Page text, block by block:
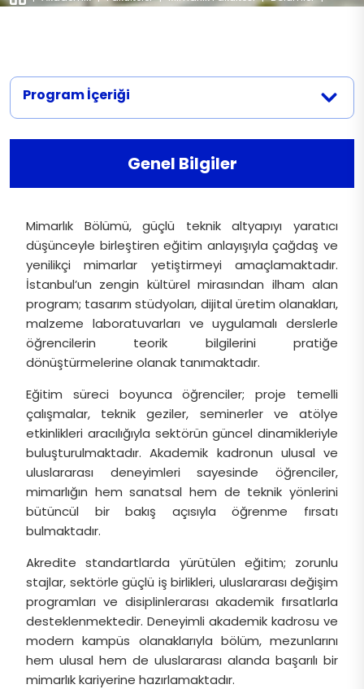
İç Mimarlık ve Çevre Tasarımı Bölümü
Projeler
İç Mimarlık ve Çevre Tasarımı Bölümü
Dokümanları
Endüstriyel Tasarım Bölümü Dokümanları
İletişim
Program İçeriği
Genel Bilgiler
Mimarlık Bölümü, güçlü teknik altyapıyı yaratıcı
düşünceyle birleştiren eğitim anlayışıyla çağdaş ve
yenilikçi mimarlar yetiştirmeyi amaçlamaktadır.
İstanbul’un zengin kültürel mirasından ilham alan
program; tasarım stüdyoları, dijital üretim olanakları,
malzeme laboratuvarları ve uygulamalı derslerle
öğrencilerin teorik bilgilerini pratiğe
dönüştürmelerine olanak tanımaktadır.
Eğitim süreci boyunca öğrenciler; proje temelli
çalışmalar, teknik geziler, seminerler ve atölye
etkinlikleri aracılığıyla sektörün güncel dinamikleriyle
buluşturulmaktadır. Akademik kadronun ulusal ve
uluslararası deneyimleri sayesinde öğrenciler,
mimarlığın hem sanatsal hem de teknik yönlerini
bütüncül bir bakış açısıyla öğrenme fırsatı
bulmaktadır.
Akredite standartlarda yürütülen eğitim; zorunlu
stajlar, sektörle güçlü iş birlikleri, uluslararası değişim
programları ve disiplinlerarası akademik fırsatlarla
desteklenmektedir. Deneyimli akademik kadrosu ve
modern kampüs olanaklarıyla bölüm, mezunlarını
hem ulusal hem de uluslararası alanda başarılı bir
mimarlık kariyerine hazırlamaktadır.